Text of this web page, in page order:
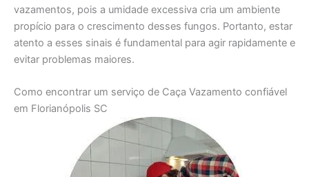
vazamentos, pois a umidade excessiva cria um ambiente
propício para o crescimento desses fungos. Portanto, estar
atento a esses sinais é fundamental para agir rapidamente e
evitar problemas maiores.
Como encontrar um serviço de Caça Vazamento confiável
em Florianópolis SC